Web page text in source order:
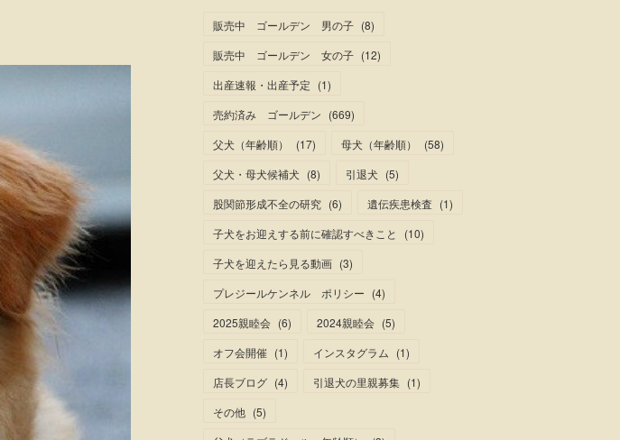
販売中 ゴールデン 男の子 (8)
販売中 ゴールデン 女の子 (12)
出産速報・出産予定 (1)
売約済み ゴールデン (669)
父犬（年齢順）
(17) 母犬（年齢順） (58)
父犬・母犬候補犬 (8) 引退犬 (5)
股関節形成不全の研究 (6) 遺伝疾患検査 (1)
子犬をお迎えする前に確認すべきこと
(10)
子犬を迎えたら見る動画 (3)
プレジールケンネル ポリシー (4)
2025親睦会 (6) 2024親睦会 (5)
オフ会開催 (1) インスタグラム (1)
店長ブログ (4) 引退犬の里親募集 (1)
その他 (5)